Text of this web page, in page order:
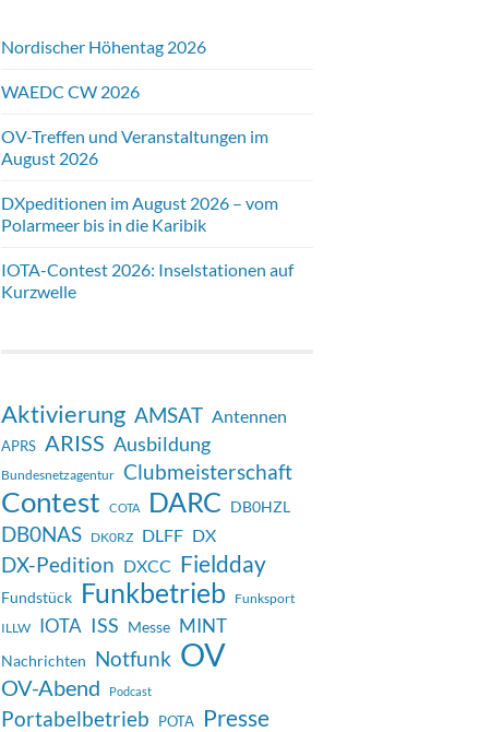
Nordischer Höhentag 2026
WAEDC CW 2026
OV-Treffen und Veranstaltungen im
August 2026
DXpeditionen im August 2026 – vom
Polarmeer bis in die Karibik
IOTA-Contest 2026: Inselstationen auf
Kurzwelle
Aktivierung AMSAT Antennen
APRS ARISS Ausbildung
Bundesnetzagentur Clubmeisterschaft
Contest COTA DARC DB0HZL
DB0NAS DK0RZ DLFF DX
DX-Pedition DXCC Fieldday
Fundstück Funkbetrieb Funksport
ILLW IOTA ISS Messe MINT
Nachrichten Notfunk OV
OV-Abend Podcast
Portabelbetrieb POTA
Presse